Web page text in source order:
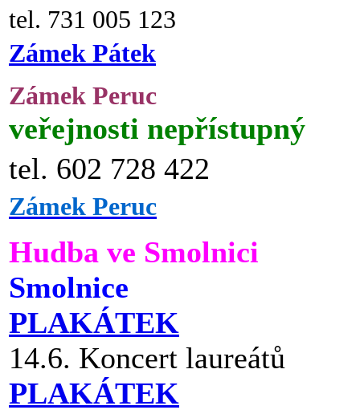
tel. 731 005 123
Zámek Pátek
Zámek Peruc
veřejnosti nepřístupný
tel. 602 728 422
Zámek Peruc
Hudba ve Smolnici
Smolnice
PLAKÁTEK
14.6. Koncert laureátů
PLAKÁTEK